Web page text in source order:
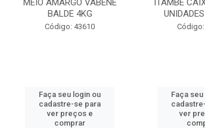
MEIO AMARGO VABENE
BALDE 4KG
Código: 43610
Faça seu login ou
cadastre-se para
ver preços e
comprar
ITAMBE
Faça
ver